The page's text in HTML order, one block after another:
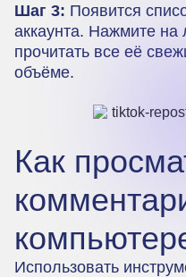
Шаг 3: Появится
аккаунта. Нажмите
прочитать все её
объёме.
Как
Использовать